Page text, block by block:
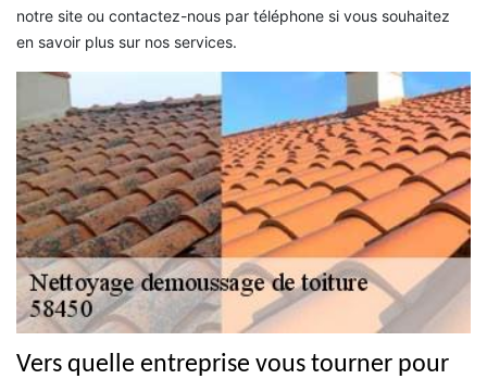
notre site ou contactez-nous par téléphone si vous souhaitez
en savoir plus sur nos services.
Vers quelle entreprise vous tourner pour